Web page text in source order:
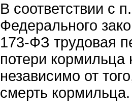
В соответствии с
Федерального
173-ФЗ трудовая
потери кормильца
независимо от
смерть кормильца.